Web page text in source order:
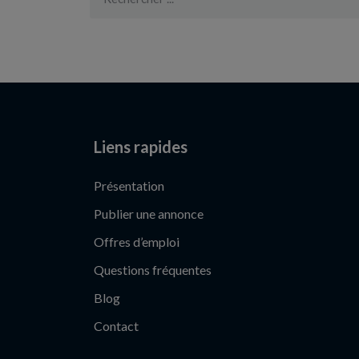
Liens rapides
Présentation
Publier une annonce
Offres d’emploi
Questions fréquentes
Blog
Contact